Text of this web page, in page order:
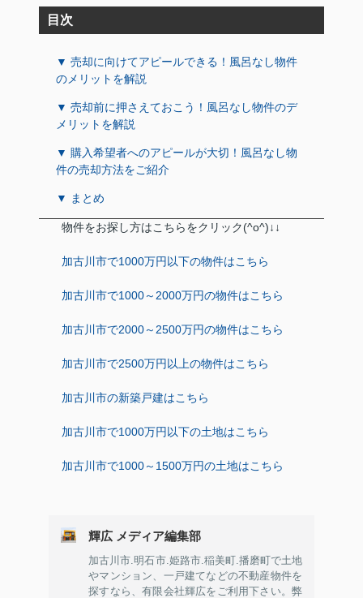
目次
▼ 売却に向けてアピールできる！風呂なし物件
のメリットを解説
▼ 売却前に押さえておこう！風呂なし物件のデ
メリットを解説
▼ 購入希望者へのアピールが大切！風呂なし物
件の売却方法をご紹介
▼ まとめ
物件をお探し方はこちらをクリック(^o^)↓↓
加古川市で1000万円以下の物件はこちら
加古川市で1000～2000万円の物件はこちら
加古川市で2000～2500万円の物件はこちら
加古川市で2500万円以上の物件はこちら
加古川市の新築戸建はこちら
加古川市で1000万円以下の土地はこちら
加古川市で1000～1500万円の土地はこちら
輝広 メディア編集部
加古川市.明石市.姫路市.稲美町.播磨町で土地
やマンション、一戸建てなどの不動産物件を
探すなら、有限会社輝広をご利用下さい。弊